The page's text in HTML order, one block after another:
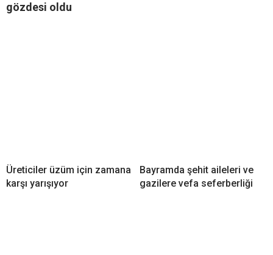
gözdesi oldu
Üreticiler üzüm için zamana
karşı yarışıyor
Bayramda şehit aileleri ve
gazilere vefa seferberliği